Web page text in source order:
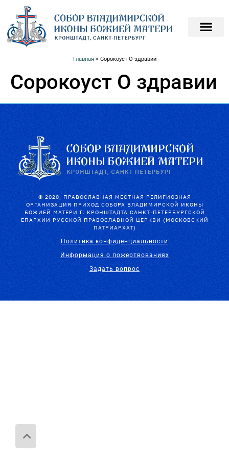
Главная> Сорокоуст О здравии
Сорокоуст О здравии
© 2020, ПРАВОСЛАВНАЯ МЕСТНАЯ РЕЛИГИОЗНАЯ
ОРГАНИЗАЦИЯ ПРИХОД СОБОРА ВЛАДИМИРСКОЙ ИКОНЫ
БОЖИЕЙ МАТЕРИ Г. КРОНШТАДТА САНКТ-ПЕТЕРБУРГСКОЙ
ЕПАРХИИ РУССКОЙ ПРАВОСЛАВНОЙ ЦЕРКВИ (МОСКОВСКИЙ
ПАТРИАРХАТ)
Политика конфиденциальности
Информация о пожертвованиях
Задать вопрос